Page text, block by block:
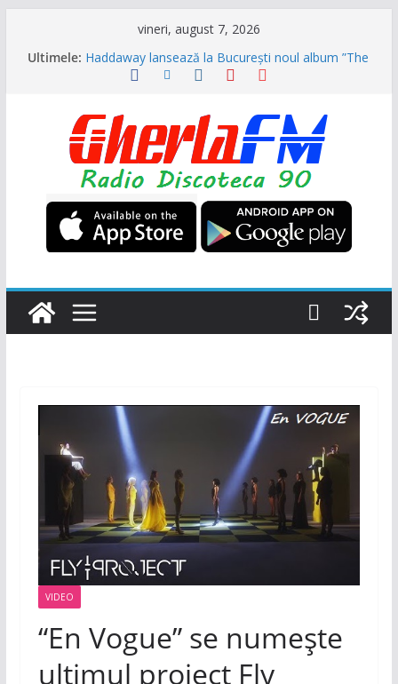
vineri, august 7, 2026
Ultimele: Haddaway lansează la București noul album ”The
Sun” (Dr. Alban invitat special)
la NUBIRU împreună cu alți grei ai muzicii dance
din anii 90
Trupa „Animal X” se reunește, primul mare
concert va fi la UNTOLD
Ultra Nate se intoarce după aproape 30 de ani și
promite hitul verii 2026 împreună cu Hugel
N-Trance is Back! ”Higher” se numește noul
proiect (Videoclip oficial)
VIDEO
“En Vogue” se numește
ultimul proiect Fly